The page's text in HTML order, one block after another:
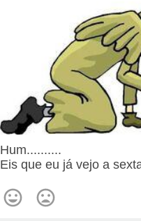
Hum..........
Eis que eu já vejo a